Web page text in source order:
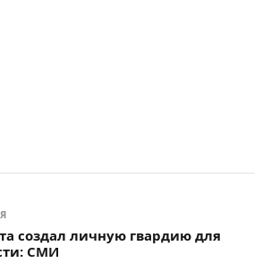
создал личную гвардию для
СМИ